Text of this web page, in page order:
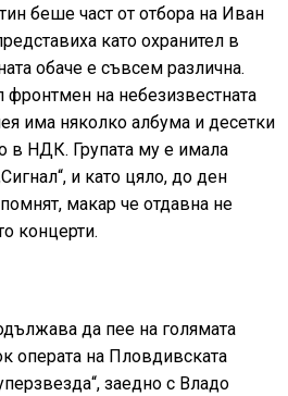
беше част от отбора на Иван
като охранител в
обаче е съвсем различна.
фронтмен на небезизвестната
има няколко албума и десетки
в НДК. Групата му е имала
и като цяло, до ден
макар че отдавна не
концерти.
да пее на голямата
операта на Пловдивската
заедно с Владо